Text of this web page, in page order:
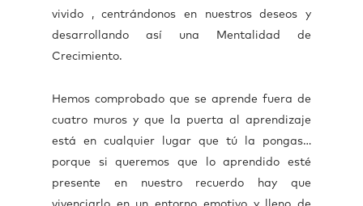
vivido , centrándonos en nuestros deseos y
desarrollando así una Mentalidad de
Crecimiento.
Hemos comprobado que se aprende fuera de
cuatro muros y que la puerta al aprendizaje
está en cualquier lugar que tú la pongas…
porque si queremos que lo aprendido esté
presente en nuestro recuerdo hay que